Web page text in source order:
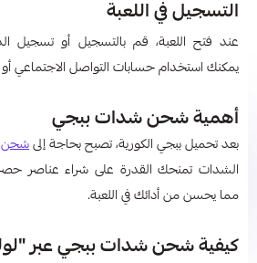
التسجيل في اللعبة
عند فتح اللعبة، قم بالتسجيل أو تسجيل
يمكنك استخدام حسابات التواصل الاجتماعي أو
أهمية شحن شدات ببجي
بعد تحميل ببجي الكورية، تصبح بحاجة إلىشحن
الشدات تمنحك القدرة على شراء عناصر
مما يحسن من أدائك في اللعبة.
كيفية شحن شدات ببجي عبر